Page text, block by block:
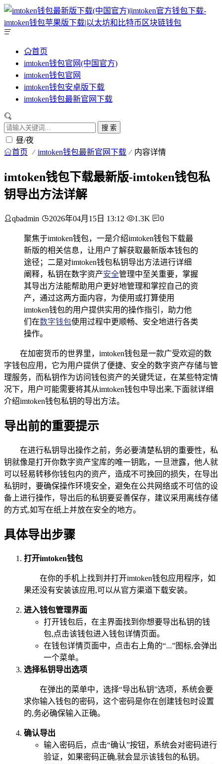
首页
imtoken钱包官网(中国官方)
imtoken钱包官网
imtoken钱包安卓版下载
imtoken钱包最新官网下载
搜 索
昼/夜
首页 imtoken钱包最新官网下载 内容详情
imtoken钱包下载最新版-imtoken钱包私
钥导出方法详解
qbadmin 2026年04月15日 13:12 1.3K 0
聚焦于imtoken钱包，一是介绍imtoken钱包下载最
新版的相关信息，让用户了解获取最新版本钱包的
途径；二是对imtoken钱包私钥导出方法进行详细
阐释，私钥在数字资产安全管理中至关重要，掌握
其导出方法能帮助用户更好地管理和掌控自己的资
产，通过这两方面内容，为使用或打算使用
imtoken钱包的用户提供实用的操作指引，助力他
们在数字钱包使用过程中更顺畅、安全地进行各类
操作。
在加密货币的世界里，imtoken钱包是一款广受欢迎的数
字钱包应用，它为用户提供了便捷、安全的数字资产存储与管
理服务，而私钥作为访问钱包资产的关键凭证，在某些特定情
况下，用户可能需要将其从imtoken钱包中导出来,下面就详细
介绍imtoken钱包私钥的导出方法。
导出前的重要提示
在进行私钥导出操作之前，务必要清楚私钥的重要性，私
钥就像是打开你数字资产宝库的唯一钥匙，一旦泄露，他人就
可以轻易转移你钱包内的资产，造成不可挽回的损失，在导出
私钥时，要确保操作环境安全，避免在公共网络或不可信的设
备上进行操作，导出后的私钥要妥善保存，建议采用离线存储
的方式,如写在纸上并放在安全的地方。
具体导出步骤
打开imtoken钱包
在你的手机上找到并打开imtoken钱包应用程序，如
果还没有安装该应用,可以从官方渠道下载安装。
进入钱包管理界面
打开钱包后，在主界面找到你想要导出私钥的钱
包,点击该钱包进入钱包详情页面。
在钱包详情页面中，点击右上角的“...”图标,会弹出
一个菜单。
选择私钥导出选项
在弹出的菜单中，选择“导出私钥”选项，系统会要
求你输入钱包的密码，这个密码是你在创建钱包时设置
的,务必确保输入正确。
确认导出
输入密码后，点击“确认”按钮，系统会对密码进行
验证，如果密码正确,就会显示该钱包的私钥。